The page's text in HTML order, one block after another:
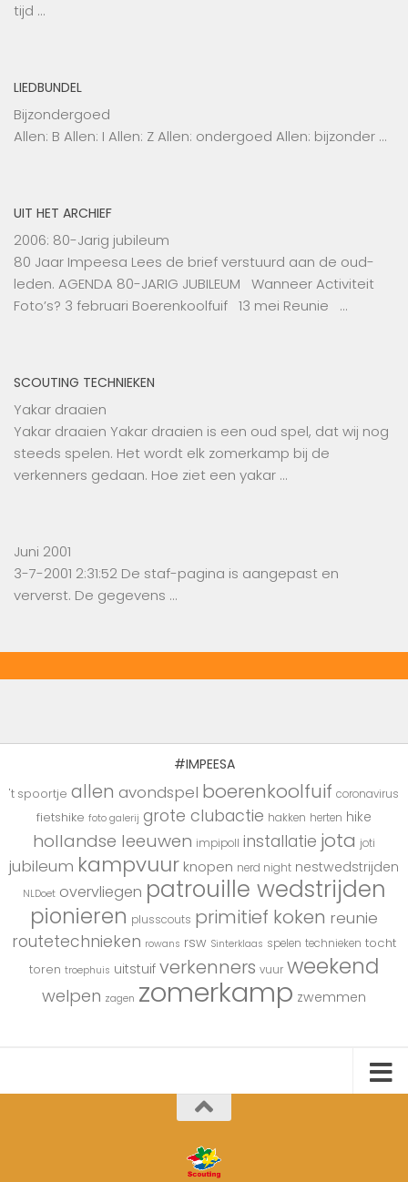
tijd …
LIEDBUNDEL
Bijzondergoed
Allen: B Allen: I Allen: Z Allen: ondergoed Allen: bijzonder …
UIT HET ARCHIEF
2006: 80-Jarig jubileum
80 Jaar Impeesa Lees de brief verstuurd aan de oud-
leden. AGENDA 80-JARIG JUBILEUM Wanneer Activiteit
Foto’s? 3 februari Boerenkoolfuif 13 mei Reunie …
SCOUTING TECHNIEKEN
Yakar draaien
Yakar draaien Yakar draaien is een oud spel, dat wij nog
steeds spelen. Het wordt elk zomerkamp bij de
verkenners gedaan. Hoe ziet een yakar …
Juni 2001
3-7-2001 2:31:52 De staf-pagina is aangepast en
ververst. De gegevens …
#IMPEESA
't spoortje allen avondspel boerenkoolfuif coronavirus
fietshike foto galerij grote clubactie hakken herten hike
hollandse leeuwen impipoll installatie jota joti
jubileum kampvuur knopen nerd night nestwedstrijden
NLDoet overvliegen patrouille wedstrijden
pionieren plusscouts primitief koken reunie
routetechnieken rowans rsw Sinterklaas spelen technieken tocht
toren troephuis uitstuif verkenners vuur weekend
welpen zagen zomerkamp zwemmen